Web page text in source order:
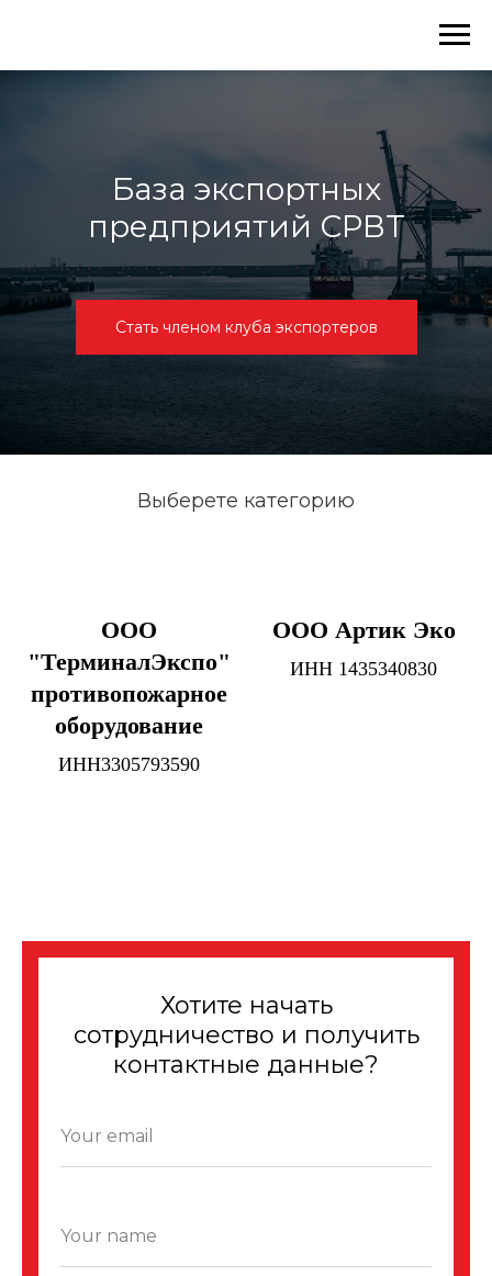
База экспортных
предприятий СРВТ
Стать членом клуба экспортеров
Выберете категорию
ООО
"ТерминалЭкспо"
противопожарное
оборудование
ИНН3305793590
ООО Артик Эко
ИНН 1435340830
Хотите начать
сотрудничество и получить
контактные данные?